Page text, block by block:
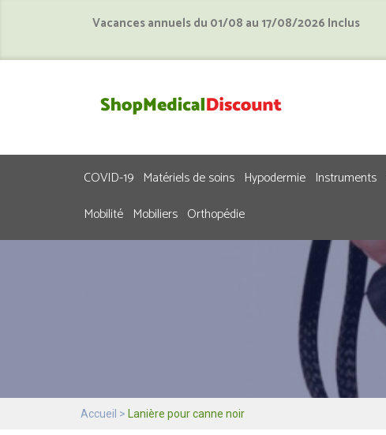
Vacances annuels du 01/08 au 17/08/2026 Inclus
COVID-19 Matériels de soins Hypodermie Instruments
Mobilité Mobiliers Orthopédie
Accueil Lanière pour canne noir